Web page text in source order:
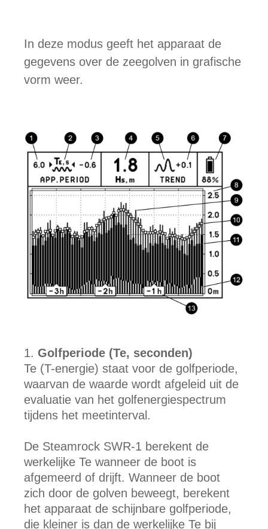
In deze modus geeft het apparaat de
gegevens over de zeegolven in grafische
vorm weer.
Golfperiode (Te, seconden)
Te (T-energie) staat voor de golfperiode,
waarvan de waarde wordt afgeleid uit de
evaluatie van het golfenergiespectrum
tijdens het meetinterval.
De Steamrock SWR-1 berekent de
werkelijke Te wanneer de boot is
afgemeerd of drijft. Wanneer de boot
zich door de golven beweegt, berekent
het apparaat de schijnbare golfperiode,
die kleiner is dan de werkelijke Te bij